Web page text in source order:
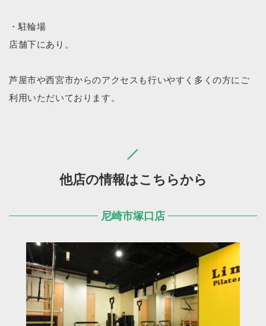
・駐輪場
店舗下にあり。
芦屋市や西宮市からのアクセスも行いやすく多くの方にご
利用いただいております。
他店の情報はこちらから
尼崎市塚口店